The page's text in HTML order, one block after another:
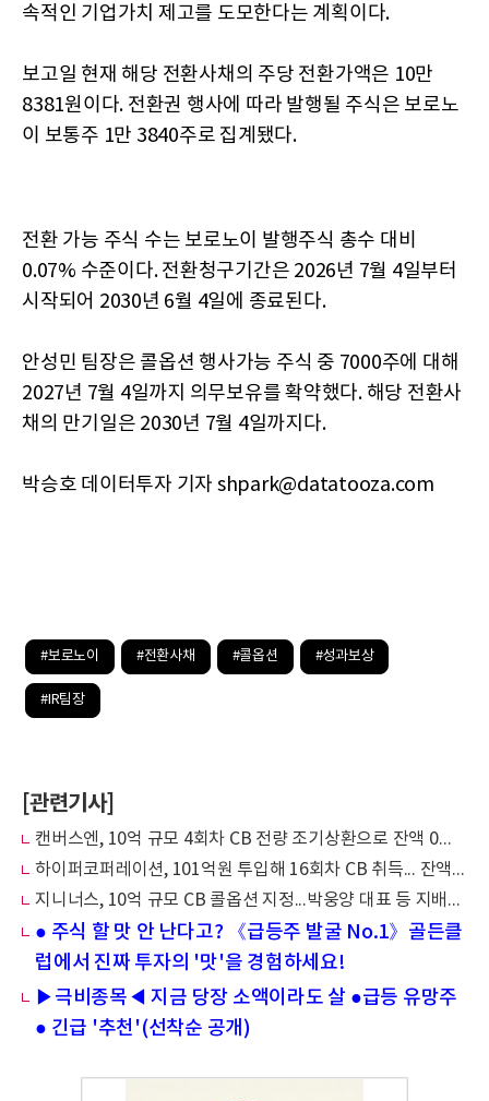
속적인 기업가치 제고를 도모한다는 계획이다.
보고일 현재 해당 전환사채의 주당 전환가액은 10만
8381원이다. 전환권 행사에 따라 발행될 주식은 보로노
이 보통주 1만 3840주로 집계됐다.
전환 가능 주식 수는 보로노이 발행주식 총수 대비
0.07% 수준이다. 전환청구기간은 2026년 7월 4일부터
시작되어 2030년 6월 4일에 종료된다.
안성민 팀장은 콜옵션 행사가능 주식 중 7000주에 대해
2027년 7월 4일까지 의무보유를 확약했다. 해당 전환사
채의 만기일은 2030년 7월 4일까지다.
박승호 데이터투자 기자 shpark@datatooza.com
#보로노이 #전환사채 #콜옵션 #성과보상
#IR팀장
[관련기사]
캔버스엔, 10억 규모 4회차 CB 전량 조기상환으로 잔액 0원 확정
하이퍼코퍼레이션, 101억원 투입해 16회차 CB 취득... 잔액 13억원 남았다
지니너스, 10억 규모 CB 콜옵션 지정...박웅양 대표 등 지배력 유지 및 기술이전 가속화
● 주식 할 맛 안 난다고? 《급등주 발굴 No.1》골든클
럽에서 진짜 투자의 '맛'을 경험하세요!
▶극비종목◀ 지금 당장 소액이라도 살 ●급등 유망주
● 긴급 '추천'(선착순 공개)